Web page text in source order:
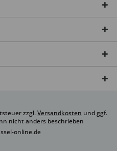
zzgl.Versandkosten und ggf.
nicht anders beschrieben
online.de